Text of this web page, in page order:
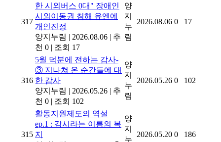
317
한 시외버스 0대" 장애인
시외이동권 침해 유엔에
개인진정
양지누림 | 2026.08.06 | 추
천 0 | 조회 17
양
지
누
림
2026.08.06 0 17
316
5월 덕분에 전하는 감사-
③ 지나쳐 온 순간들에 대
한 감사
양지누림 | 2026.05.26 | 추
천 0 | 조회 102
양
지
누
림
2026.05.26 0 102
315
활동지원제도의 역설
ep.1 : 감시라는 이름의 복
지
양
지
누
2026.05.20 0 186